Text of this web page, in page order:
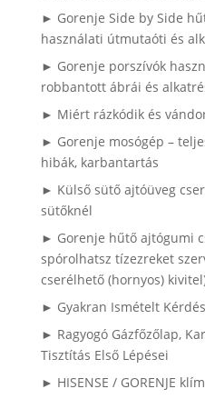
► Gorenje Side by Side
használati útmutaóti és
► Gorenje porszívók
robbantott ábrái és
► Miért rázkódik és
► Gorenje mosógép –
hibák, karbantartás
► Külső sütő ajtóüveg
sütőknél
► Gorenje hűtő ajtógumi
spórolhatsz tízezreket
cserélhető (hornyos)
► Gyakran Ismételt
► Ragyogó Gázfőzőlap,
Tisztítás Első Lépései
► HISENSE / GORENJE